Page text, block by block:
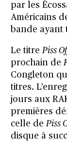
par les
Américains
bande ayant
Le titrePiss
prochain de
Congleton
titres.
jours aux
premières
celle dePiss
disque à